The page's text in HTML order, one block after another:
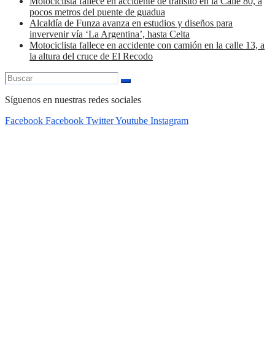
pocos metros del puente de guadua
Alcaldía de Funza avanza en estudios y diseños para
invervenir vía ‘La Argentina’, hasta Celta
Motociclista fallece en accidente con camión en la calle 13, a
la altura del cruce de El Recodo
Síguenos en nuestras redes sociales
Facebook Facebook TwitterYoutube Instagram